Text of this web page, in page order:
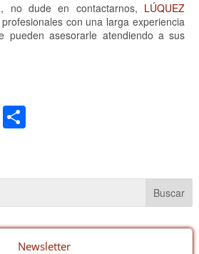
no dude en contactarnos, LÚQUEZ
con una larga experiencia
pueden asesorarle atendiendo a sus
m
C
p
ar
tir
Newsletter